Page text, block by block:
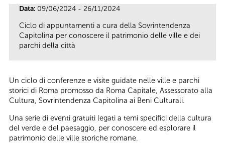
Data: 09/06/2024 - 26/11/2024
Ciclo di appuntamenti a cura della Sovrintendenza
Capitolina per conoscere il patrimonio delle ville e dei
parchi della città
Un ciclo di conferenze e visite guidate nelle ville e parchi
storici di Roma promosso da Roma Capitale, Assessorato alla
Cultura, Sovrintendenza Capitolina ai Beni Culturali.
Una serie di eventi gratuiti legati a temi specifici della cultura
del verde e del paesaggio, per conoscere ed esplorare il
patrimonio delle ville storiche romane.